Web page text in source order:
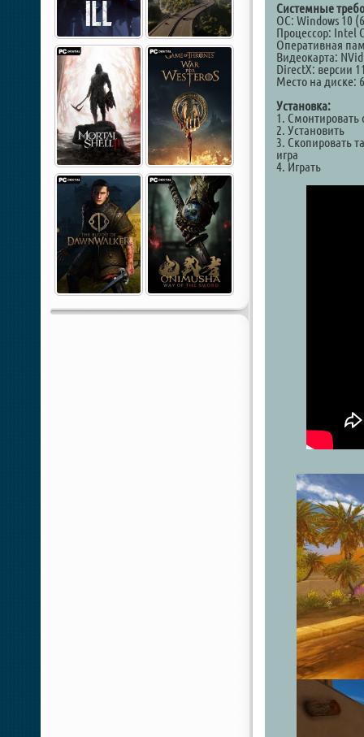
Системные
ОС: Windows 10
Процессор: Intel
Оперативная
Видеокарта:
DirectX: версии
Место на диске:
Установка:
1. Смонтировать
2. Установить
3. Скопировать
игра
4. Играть